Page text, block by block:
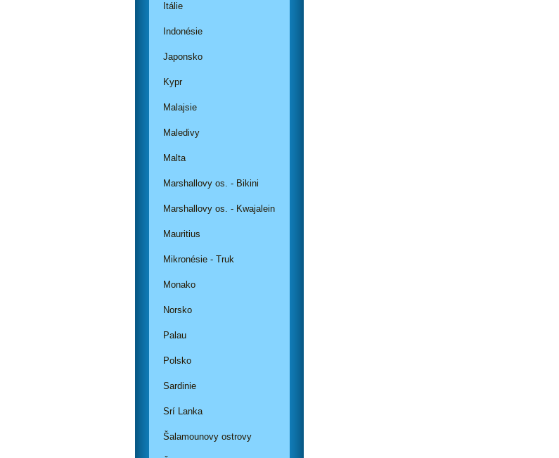
Itálie
Indonésie
Japonsko
Kypr
Malajsie
Maledivy
Malta
Marshallovy os. - Bikini
Marshallovy os. - Kwajalein
Mauritius
Mikronésie - Truk
Monako
Norsko
Palau
Polsko
Sardinie
Srí Lanka
Šalamounovy ostrovy